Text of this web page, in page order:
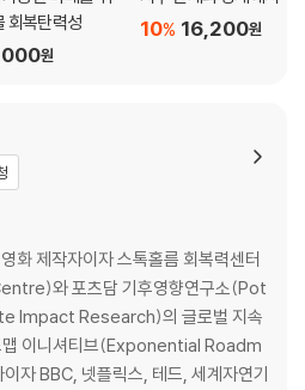
회복탄력성
원
16,200원
10%
화 제작자이자 스톡홀름 회복력센터
와 포츠담 기후영향연구소(Pot
Impact Research)의 글로벌 지속
맵 이니셔티브(Exponential Roadm
자 BBC, 넷플릭스, 테드, 세계자연기